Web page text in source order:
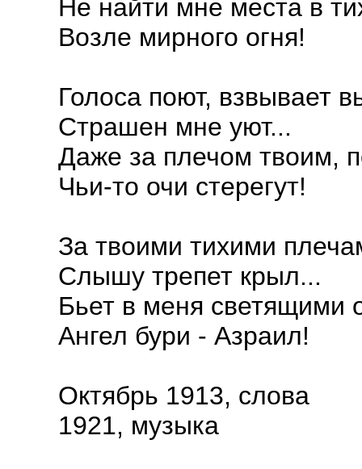
Не найти мне места в
Возле мирного огня!
Голоса поют, взвывает
Страшен мне уют...
Даже за плечом твоим,
Чьи-то очи стерегут!
За твоими тихими
Слышу трепет крыл...
Бьет в меня светящими
Ангел бури - Азраил!
Октябрь 1913, слова
1921, музыка